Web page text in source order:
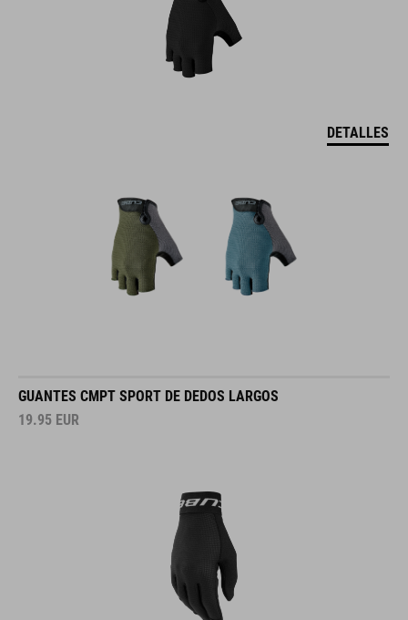
DETALLES
GUANTES CMPT SPORT DE DEDOS LARGOS
19.95 EUR